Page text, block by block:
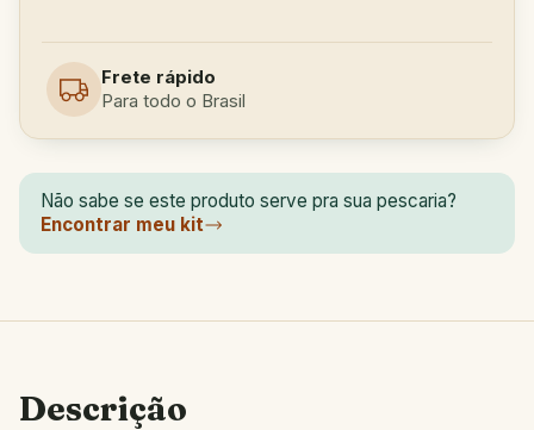
Frete rápido
Para todo o Brasil
Não sabe se este produto serve pra sua pescaria?
Encontrar meu kit
Descrição